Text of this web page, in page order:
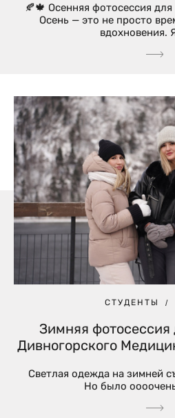
🍂🍁 Осенняя фотосессия
Осень — это не просто
вдохновения.
СТУДЕНТЫ
Зимняя фотосессия
Дивногорского
Светлая одежда на зимней
Но было